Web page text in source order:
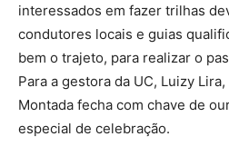
interessados em fazer trilhas
condutores locais e guias
bem o trajeto, para realizar o
Para a gestora da UC, Luizy
Montada fecha com chave de
especial de celebração.